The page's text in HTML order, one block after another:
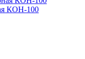
КОН-100